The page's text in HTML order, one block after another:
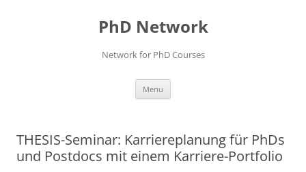
PhD Network
Network for PhD Courses
Menu
THESIS-Seminar: Karriereplanung für PhDs
und Postdocs mit einem Karriere-Portfolio